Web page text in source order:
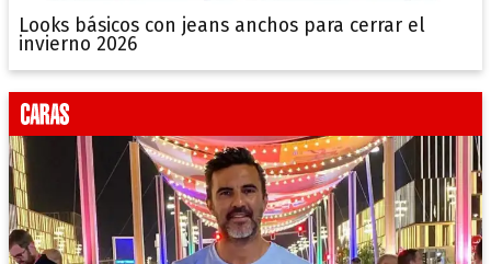
Looks básicos con jeans anchos para cerrar el
invierno 2026